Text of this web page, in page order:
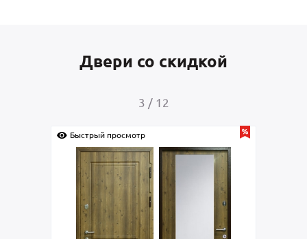
Двери со скидкой
4 / 12
Быстрый просмотр